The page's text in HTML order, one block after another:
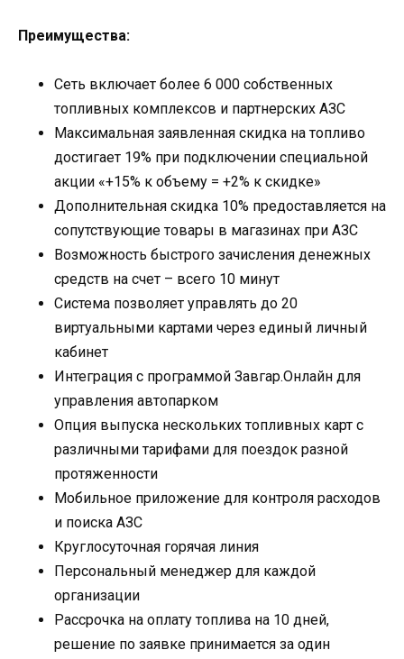
Преимущества:
Сеть включает более 6 000 собственных
топливных комплексов и партнерских АЗС
Максимальная заявленная скидка на топливо
достигает 19% при подключении специальной
акции «+15% к объему = +2% к скидке»
Дополнительная скидка 10% предоставляется на
сопутствующие товары в магазинах при АЗС
Возможность быстрого зачисления денежных
средств на счет – всего 10 минут
Система позволяет управлять до 20
виртуальными картами через единый личный
кабинет
Интеграция с программой Завгар.Онлайн для
управления автопарком
Опция выпуска нескольких топливных карт с
различными тарифами для поездок разной
протяженности
Мобильное приложение для контроля расходов
и поиска АЗС
Круглосуточная горячая линия
Персональный менеджер для каждой
организации
Рассрочка на оплату топлива на 10 дней,
решение по заявке принимается за один